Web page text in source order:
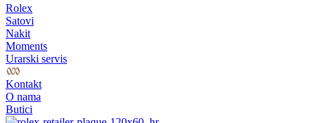
Rolex
Satovi
Nakit
Moments
Urarski servis
Kontakt
O nama
Butici